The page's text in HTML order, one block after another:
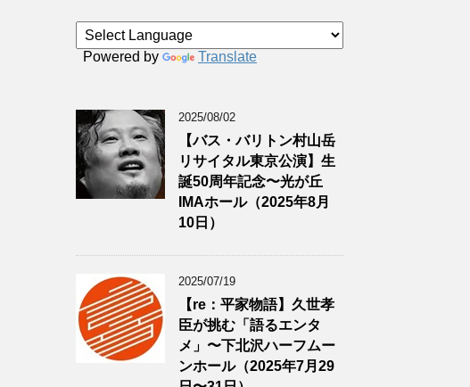
Powered by Translate
2025/08/02
【バス・バリトン村山岳
リサイタル東京公演】生
誕50周年記念〜光が丘
IMAホール（2025年8月
10日）
2025/07/19
【re：平家物語】久世孝
臣が挑む「語るエンタ
メ」〜下北沢ハーフムー
ンホール（2025年7月29